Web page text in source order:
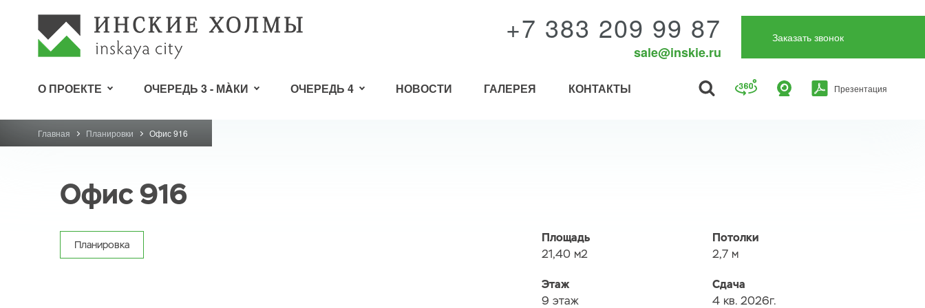
+7 383 209 99 87
sale@inskie.ru
Заказать звонок
О ПРОЕКТЕ ОЧЕРЕДЬ 3 - МÀКИ ОЧЕРЕДЬ 4 НОВОСТИ ГАЛЕРЕЯ КОНТАКТЫ Презентация
Главная Планировки Офис 916
Офис 916
Планировка
Площадь
21,40 м2
Потолки
2,7 м
Этаж
9 этаж
Сдача
4 кв. 2026г.